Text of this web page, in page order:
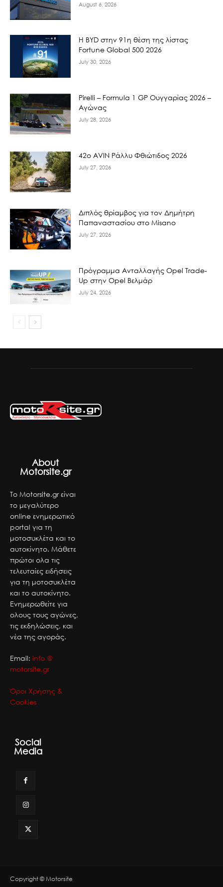
August 6, 2026
Η BYD στην 91η θέση της λίστας
Fortune Global 500 2026
July 30, 2026
Pirelli – Formula 1 GP Ουγγαρίας 2026 –
Αγώνας
July 28, 2026
42ο AVIN Ράλλυ Φθιώτιδος 2026
July 27, 2026
Διπλός θρίαμβος για τον Δημήτρη
Παπαναστασίου στο Misano
July 27, 2026
Πρόγραμμα Ανταλλαγής Opel Trade-
Up στην Opel Βελμάρ
July 24, 2026
About
Motorsite.gr
Το Motorsite.gr είναι
το μεγαλύτερο
online ενημερωτικό
portal για τη
μοτοσυκλέτα και το
αυτοκίνητο. Μάθετε
πρώτοι ολα τις
τελευταίες ειδήσεις
για τη μοτοσυκλέτα
και το αυτοκίνητο.
Ενημερωθείτε για
ολους τους αγώνες,
τις εκδηλώσεις, και
νέα της αγοράς.
Email: info @
motorsite.gr
Όροι Χρήσης &
Cookies
Social
Media
Copyright © Motorsite